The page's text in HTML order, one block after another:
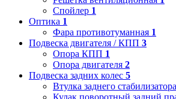
Спойлер 1
Оптика 1
Фара противотуманная 1
Подвеска двигателя / КПП 3
Опора КПП 1
Опора двигателя 2
Подвеска задних колес 5
Втулка заднего стабилизатора
Кулак поворотный задний